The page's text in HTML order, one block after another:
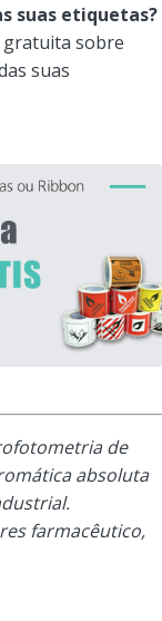
suas etiquetas?
gratuita sobre
suas
de
absoluta
farmacêutico,